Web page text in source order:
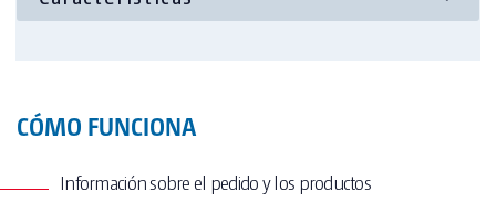
CÓMO FUNCIONA
Información sobre el pedido y los productos